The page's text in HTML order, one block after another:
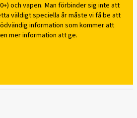
och vapen. Man förbinder sig inte att
väldigt speciella år måste vi få be att
information som kommer att
mer information att ge.